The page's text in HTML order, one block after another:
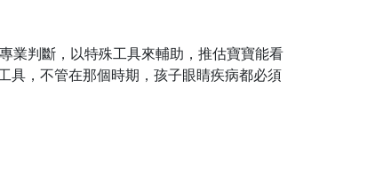
業判斷，以特殊工具來輔助，推估寶寶能看
具，不管在那個時期，孩子眼睛疾病都必須